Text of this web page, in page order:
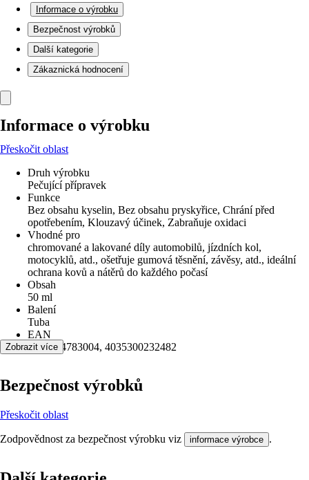
Informace o výrobku
Bezpečnost výrobků
Další kategorie
Zákaznická hodnocení
Informace o výrobku
Přeskočit oblast
Druh výrobku
Pečující přípravek
Funkce
Bez obsahu kyselin, Bez obsahu pryskyřice, Chrání před
opotřebením, Klouzavý účinek, Zabraňuje oxidaci
Vhodné pro
chromované a lakované díly automobilů, jízdních kol,
motocyklů, atd., ošetřuje gumová těsnění, závěsy, atd., ideální
ochrana kovů a nátěrů do každého počasí
Obsah
50 ml
Balení
Tuba
EAN
2000914783004, 4035300232482
Zobrazit více
Bezpečnost výrobků
Přeskočit oblast
Zodpovědnost za bezpečnost výrobku viz informace výrobce .